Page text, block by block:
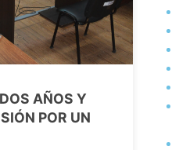
AÑOS Y
POR UN